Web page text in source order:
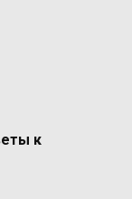
к